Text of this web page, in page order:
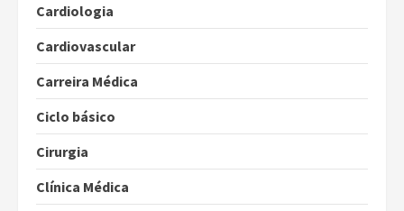
Cardiologia
Cardiovascular
Carreira Médica
Ciclo básico
Cirurgia
Clínica Médica